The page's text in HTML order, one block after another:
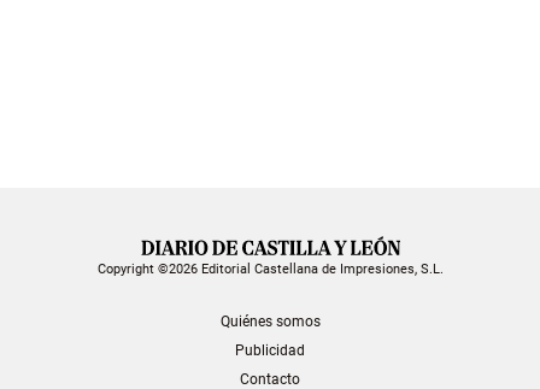
Copyright ©2026 Editorial Castellana de Impresiones, S.L.
Quiénes somos
Publicidad
Contacto